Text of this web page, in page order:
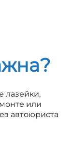
лазейки,
или
автоюриста